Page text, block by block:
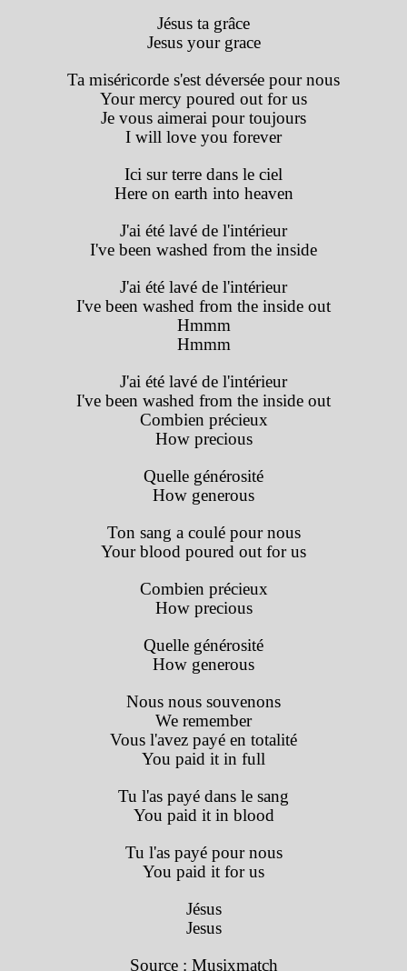
Jésus ta grâce
Jesus your grace
Ta miséricorde s'est déversée pour nous
Your mercy poured out for us
Je vous aimerai pour toujours
I will love you forever
Ici sur terre dans le ciel
Here on earth into heaven
J'ai été lavé de l'intérieur
I've been washed from the inside
J'ai été lavé de l'intérieur
I've been washed from the inside out
Hmmm
Hmmm
J'ai été lavé de l'intérieur
I've been washed from the inside out
Combien précieux
How precious
Quelle générosité
How generous
Ton sang a coulé pour nous
Your blood poured out for us
Combien précieux
How precious
Quelle générosité
How generous
Nous nous souvenons
We remember
Vous l'avez payé en totalité
You paid it in full
Tu l'as payé dans le sang
You paid it in blood
Tu l'as payé pour nous
You paid it for us
Jésus
Jesus
Source : Musixmatch